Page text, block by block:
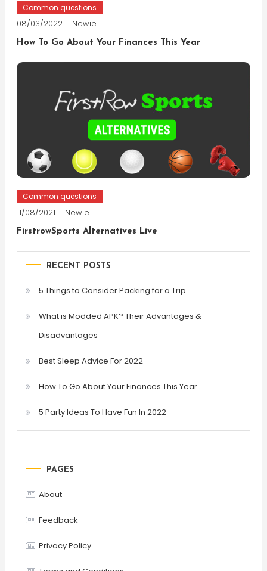
Common questions
08/03/2022 Newie
How To Go About Your Finances This Year
Common questions
11/08/2021 Newie
FirstrowSports Alternatives Live
RECENT POSTS
5 Things to Consider Packing for a Trip
What is Modded APK? Their Advantages &
Disadvantages
Best Sleep Advice For 2022
How To Go About Your Finances This Year
5 Party Ideas To Have Fun In 2022
PAGES
About
Feedback
Privacy Policy